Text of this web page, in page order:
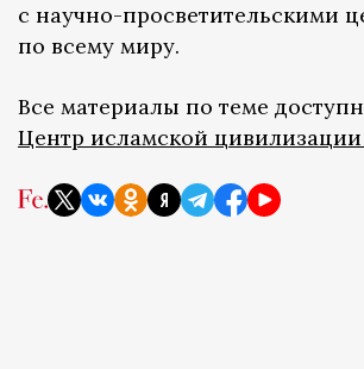
с научно-просветительскими
по всему миру.
Все материалы по теме
Центр исламской